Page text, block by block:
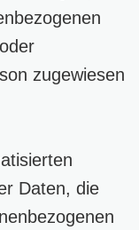
zugewiesen
Daten, die